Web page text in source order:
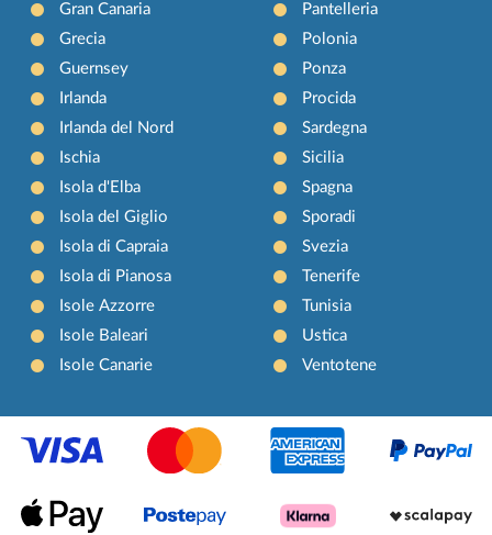
Gran Canaria
Grecia
Guernsey
Irlanda
Irlanda del Nord
Ischia
Isola d'Elba
Isola del Giglio
Isola di Capraia
Isola di Pianosa
Isole Azzorre
Isole Baleari
Isole Canarie
Pantelleria
Polonia
Ponza
Procida
Sardegna
Sicilia
Spagna
Sporadi
Svezia
Tenerife
Tunisia
Ustica
Ventotene